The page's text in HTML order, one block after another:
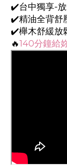
✔️台中獨享-
✔️精油全背舒
✔️櫸木舒緩放
🔥140分鐘給